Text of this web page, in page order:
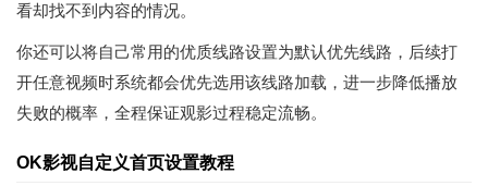
看却找不到内容的情况。
你还可以将自己常用的优质线路设置为默认优先线路，后续打
开任意视频时系统都会优先选用该线路加载，进一步降低播放
失败的概率，全程保证观影过程稳定流畅。
OK影视自定义首页设置教程